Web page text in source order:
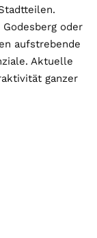
oder
aufstrebende
Aktuelle
ganzer